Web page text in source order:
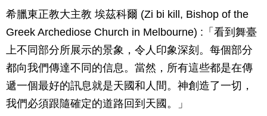
希臘東正教大主教 埃茲科爾 (Zi bi kill, Bishop of the
Greek Archediose Church in Melbourne) :「看到舞臺
上不同部分所展示的景象，令人印象深刻。每個部分
都向我們傳達不同的信息。當然，所有這些都是在傳
遞一個最好的訊息就是天國和人間。神創造了一切，
我們必須跟隨確定的道路回到天國。」